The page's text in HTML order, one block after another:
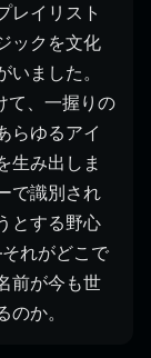
レイリスト
ックを文化
ました。
て、一握りの
らゆるアイ
生み出しま
で識別され
とする野心
れがどこで
前が今も世
か。